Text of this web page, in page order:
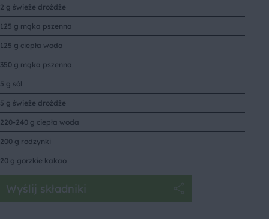
2 g świeże drożdże
125 g mąka pszenna
125 g ciepła woda
350 g mąka pszenna
5 g sól
5 g świeże drożdże
220-240 g ciepła woda
200 g rodzynki
20 g gorzkie kakao
Wyślij składniki